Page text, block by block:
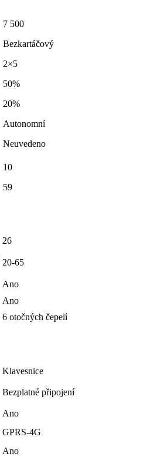
7 500
Bezkartáčový
2×5
50%
20%
Autonomní
Neuvedeno
10
59
26
20-65
Ano
Ano
6 otočných čepelí
Klavesnice
Bezplatné připojení
Ano
GPRS-4G
Ano